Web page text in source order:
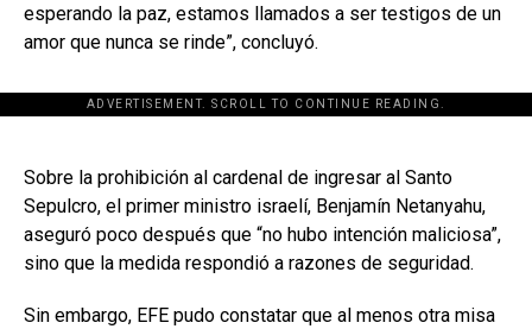
esperando la paz, estamos llamados a ser testigos de un
amor que nunca se rinde”, concluyó.
ADVERTISEMENT. SCROLL TO CONTINUE READING.
[adsforwp id="243463"]
Sobre la prohibición al cardenal de ingresar al Santo
Sepulcro, el primer ministro israelí, Benjamín Netanyahu,
aseguró poco después que “no hubo intención maliciosa”,
sino que la medida respondió a razones de seguridad.
Sin embargo, EFE pudo constatar que al menos otra misa